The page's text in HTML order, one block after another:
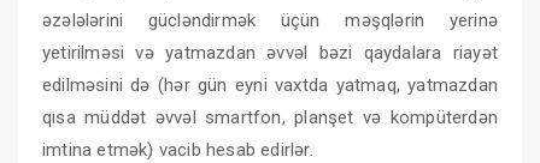
əzələlərini gücləndirmək üçün məşqlərin yerinə
yetirilməsi və yatmazdan əvvəl bəzi qaydalara riayət
edilməsini də (hər gün eyni vaxtda yatmaq, yatmazdan
qısa müddət əvvəl smartfon, planşet və kompüterdən
imtina etmək) vacib hesab edirlər.